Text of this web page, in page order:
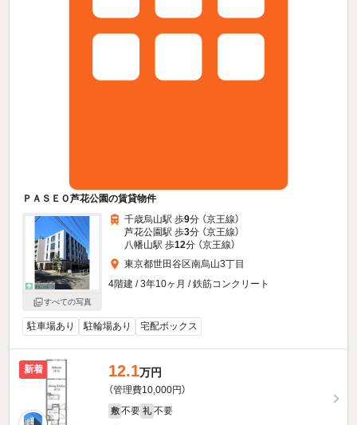
ＰＡＳＥＯ芦花公園の賃貸物件
すべての写真
千歳烏山駅 歩9分 （京王線）
芦花公園駅 歩3分 （京王線）
八幡山駅 歩12分 （京王線）
東京都世田谷区南烏山3丁目
4階建 / 3年10ヶ月 / 鉄筋コンクリート
駐車場あり 駐輪場あり 宅配ボックス
新着 12.1万円
（管理費10,000円）
敷 不要 礼 不要